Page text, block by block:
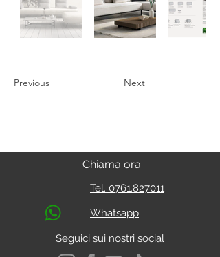
Previous Next
Chiama ora
Tel. 0761.827011
Whatsapp
Seguici sui nostri social